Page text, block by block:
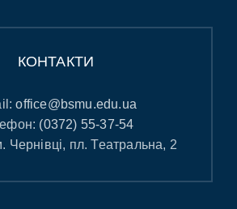
КОНТАКТИ
office@bsmu.edu.ua
(0372) 55-37-54
Чернівці, пл. Театральна, 2